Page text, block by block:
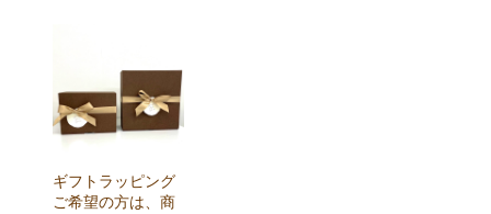
ギフトラッピング
ご希望の方は、商